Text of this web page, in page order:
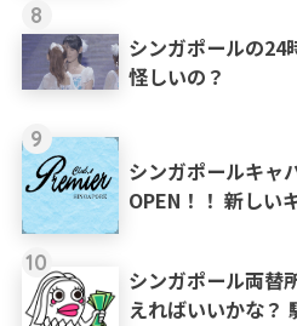
8
シンガポールの24
怪しいの？
9
シンガポールキャ
OPEN！！ 新しい
10
シンガポール両替
えればいいかな？